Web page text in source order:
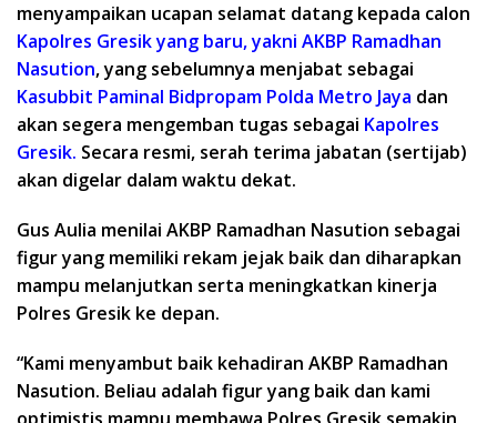
menyampaikan ucapan selamat datang kepada calon
Kapolres Gresik yang baru, yakni AKBP Ramadhan
Nasution, yang sebelumnya menjabat sebagai
Kasubbit Paminal Bidpropam Polda Metro Jaya dan
akan segera mengemban tugas sebagai Kapolres
Gresik. Secara resmi, serah terima jabatan (sertijab)
akan digelar dalam waktu dekat.
Gus Aulia menilai AKBP Ramadhan Nasution sebagai
figur yang memiliki rekam jejak baik dan diharapkan
mampu melanjutkan serta meningkatkan kinerja
Polres Gresik ke depan.
“Kami menyambut baik kehadiran AKBP Ramadhan
Nasution. Beliau adalah figur yang baik dan kami